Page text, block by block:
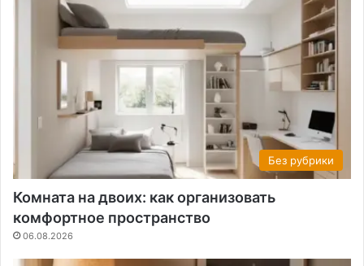
Без рубрики
Комната на двоих: как организовать
комфортное пространство
06.08.2026